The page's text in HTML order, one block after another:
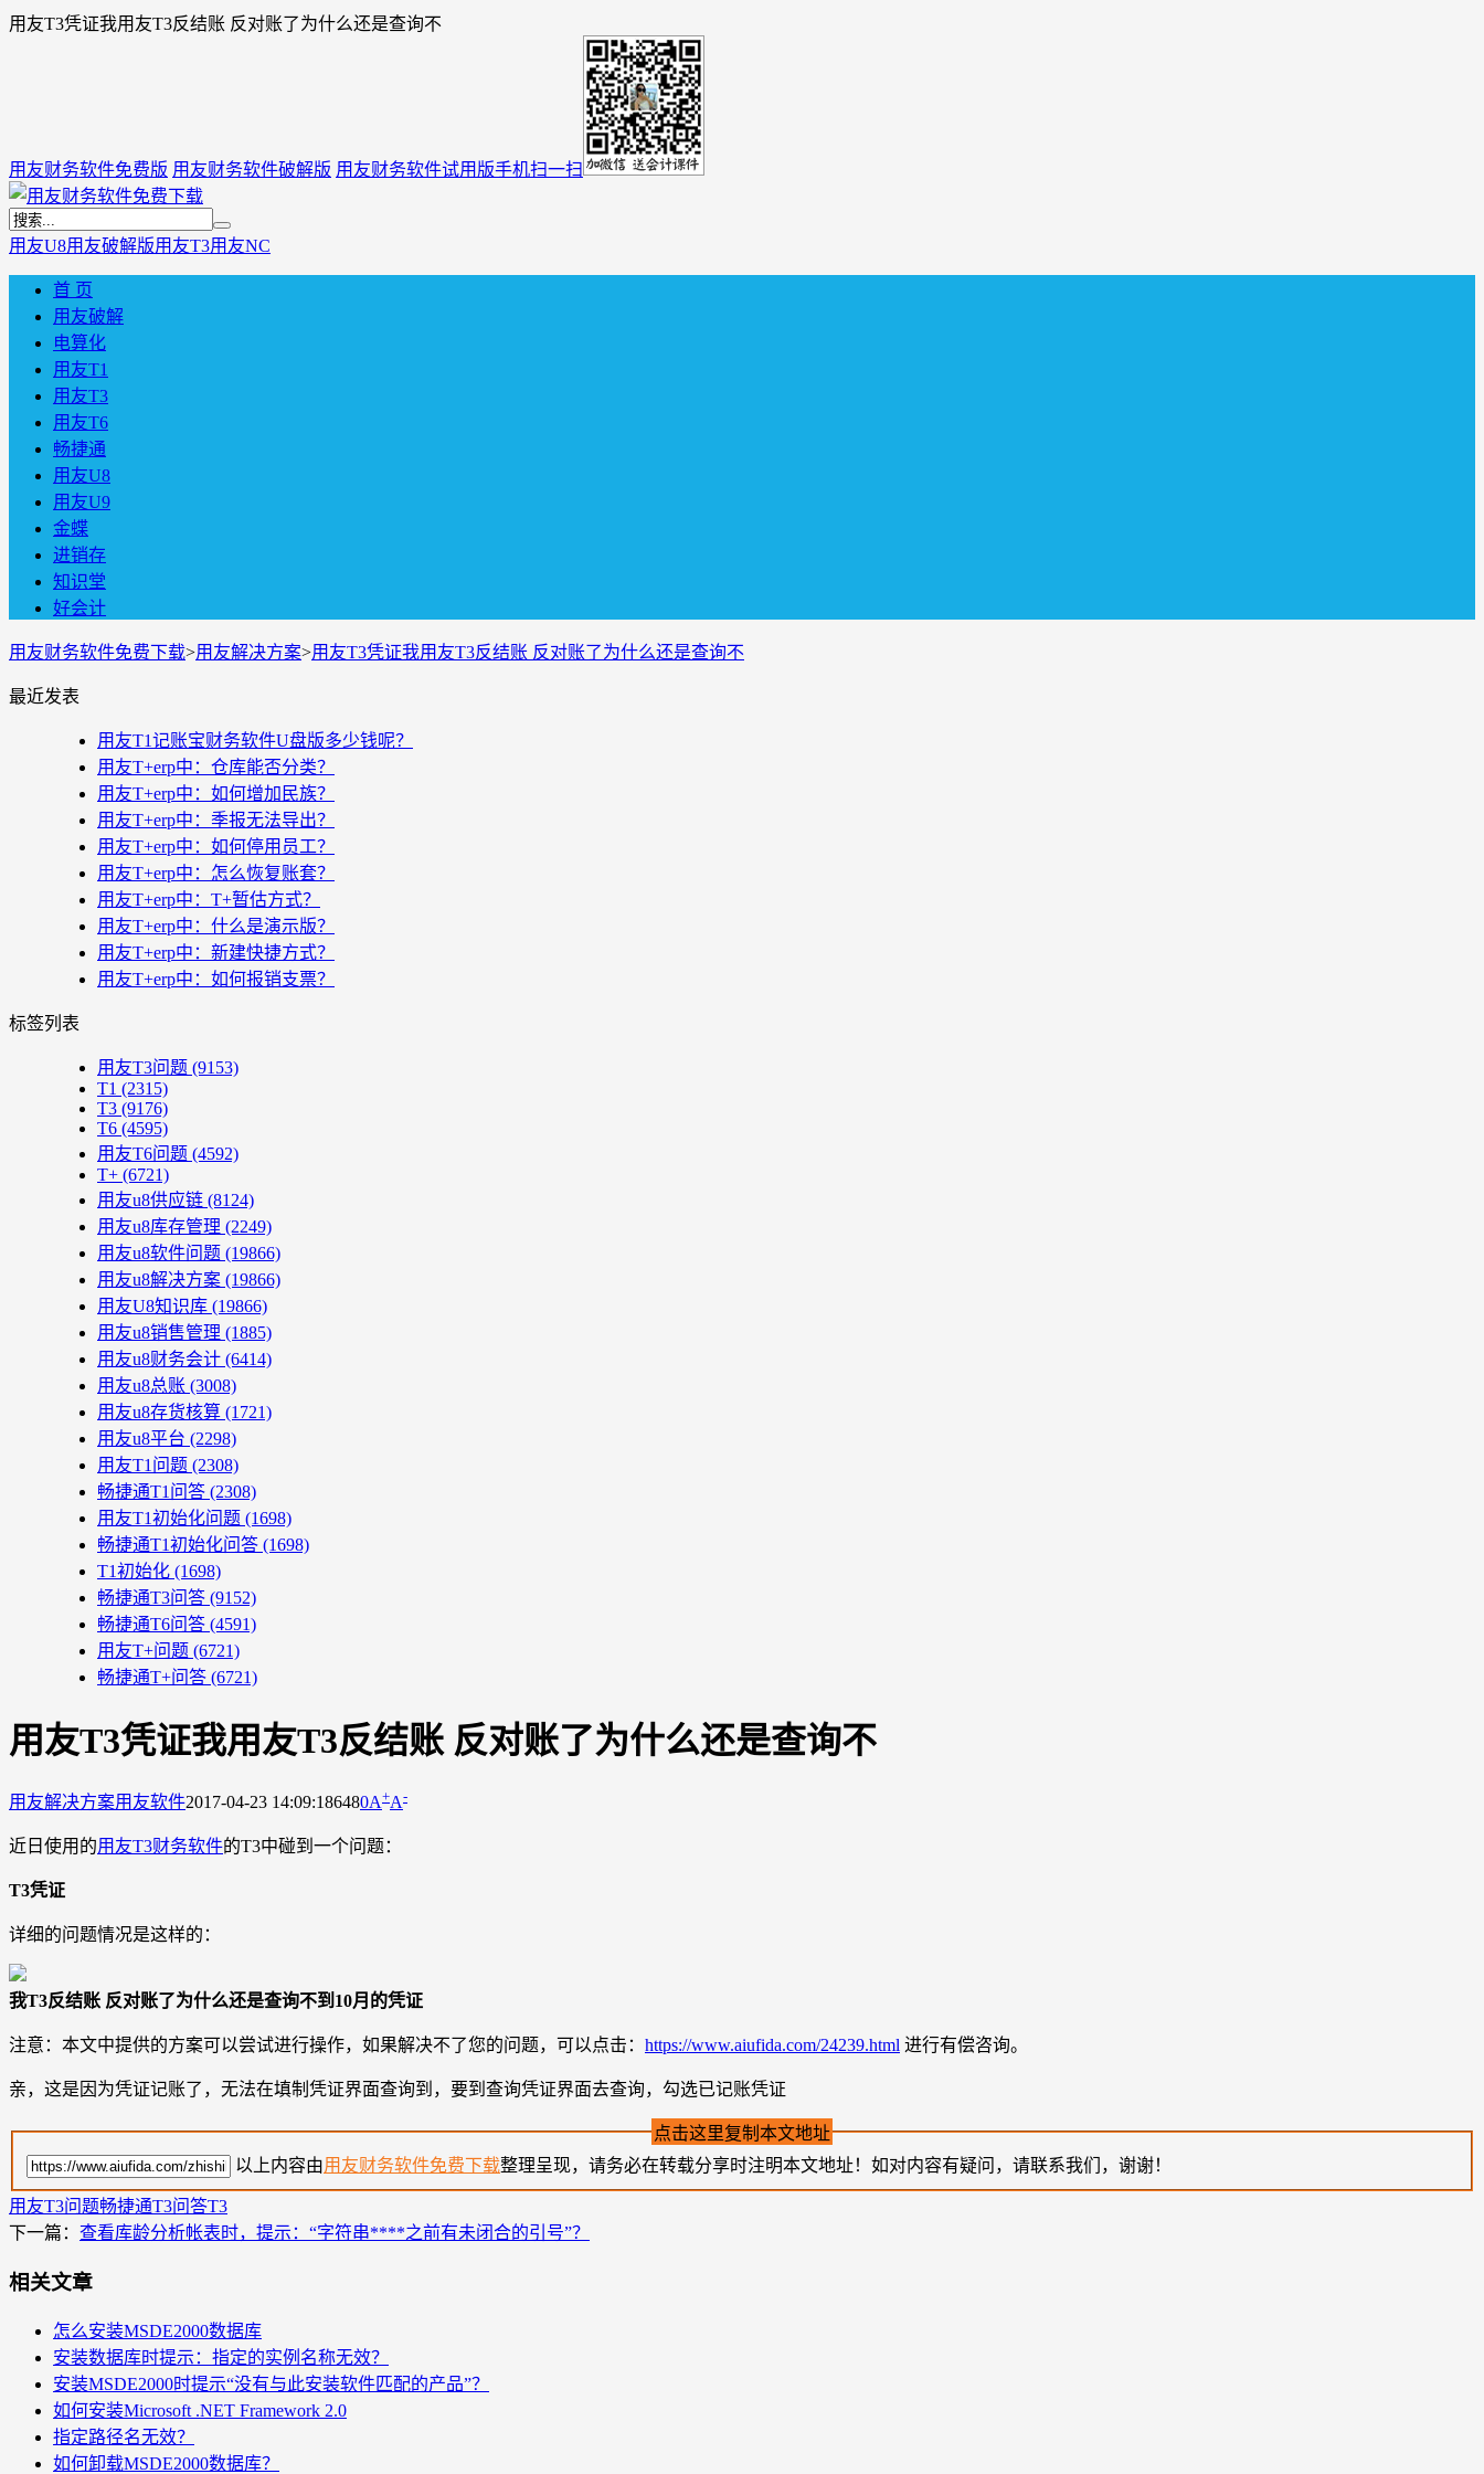
用友T3凭证我用友T3反结账 反对账了为什么还是查询不
用友财务软件免费版 用友财务软件破解版 用友财务软件试用版手机扫一扫
用友U8用友破解版用友T3用友NC
首 页
用友破解
电算化
用友T1
用友T3
用友T6
畅捷通
用友U8
用友U9
金蝶
进销存
知识堂
好会计
用友财务软件免费下载>用友解决方案>用友T3凭证我用友T3反结账 反对账了为什么还是查询不
最近发表
用友T1记账宝财务软件U盘版多少钱呢？
用友T+erp中：仓库能否分类？
用友T+erp中：如何增加民族？
用友T+erp中：季报无法导出？
用友T+erp中：如何停用员工？
用友T+erp中：怎么恢复账套？
用友T+erp中：T+暂估方式？
用友T+erp中：什么是演示版？
用友T+erp中：新建快捷方式？
用友T+erp中：如何报销支票？
标签列表
用友T3问题 (9153)
T1 (2315)
T3 (9176)
T6 (4595)
用友T6问题 (4592)
T+ (6721)
用友u8供应链 (8124)
用友u8库存管理 (2249)
用友u8软件问题 (19866)
用友u8解决方案 (19866)
用友U8知识库 (19866)
用友u8销售管理 (1885)
用友u8财务会计 (6414)
用友u8总账 (3008)
用友u8存货核算 (1721)
用友u8平台 (2298)
用友T1问题 (2308)
畅捷通T1问答 (2308)
用友T1初始化问题 (1698)
畅捷通T1初始化问答 (1698)
T1初始化 (1698)
畅捷通T3问答 (9152)
畅捷通T6问答 (4591)
用友T+问题 (6721)
畅捷通T+问答 (6721)
用友T3凭证我用友T3反结账 反对账了为什么还是查询不
用友解决方案用友软件2017-04-23 14:09:186480A+A-
近日使用的用友T3财务软件的T3中碰到一个问题：
T3凭证
详细的问题情况是这样的：
我T3反结账 反对账了为什么还是查询不到10月的凭证
注意：本文中提供的方案可以尝试进行操作，如果解决不了您的问题，可以点击： https://www.aiufida.com/24239.html 进行有偿咨询。
亲，这是因为凭证记账了，无法在填制凭证界面查询到，要到查询凭证界面去查询，勾选已记账凭证
点击这里复制本文地址
以上内容由用友财务软件免费下载整理呈现，请务必在转载分享时注明本文地址！如对内容有疑问，请联系我们，谢谢！
用友T3问题畅捷通T3问答T3
下一篇： 查看库龄分析帐表时，提示：“字符串****之前有未闭合的引号”？
相关文章
怎么安装MSDE2000数据库
安装数据库时提示：指定的实例名称无效？
安装MSDE2000时提示“没有与此安装软件匹配的产品”？
如何安装Microsoft .NET Framework 2.0
指定路径名无效？
如何卸载MSDE2000数据库？